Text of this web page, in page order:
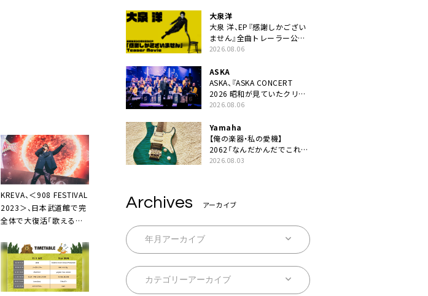
KREVA、＜908 FESTIVAL
2023＞、日本武道館で完
全体で大復活「歌える人
大泉洋
大泉 洋、EP『感謝しかござい
ません』全曲トレーラー公
開。幾田りら書き下ろし曲や
による提供曲のレコーディン
グ映像の一部解禁も
2026.08.06
ASKA
ASKA、『ASKA CONCERT
2026 昭和が見ていたクリス
マス!? 』発売＆上映決定
2026.08.06
Yamaha
【俺の楽器・私の愛機】
2062「なんだかんだでこれが
1番」
2026.08.03
Archives アーカイブ